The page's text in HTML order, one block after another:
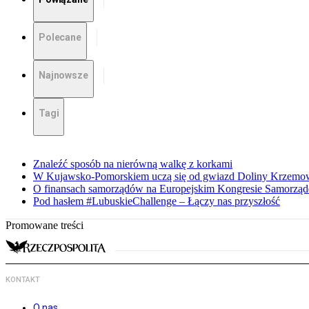
Polecane
Najnowsze
Tagi
Znaleźć sposób na nierówną walkę z korkami
W Kujawsko-Pomorskiem uczą się od gwiazd Doliny
O finansach samorządów na Europejskim Kongresie
Pod hasłem #LubuskieChallenge – Łączy nas przyszłość
Promowane treści
KONTAKT